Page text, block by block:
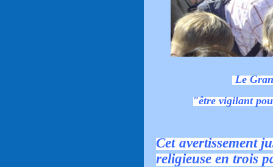
Le
"être vigilant
Cet avertissement
religieuse en trois